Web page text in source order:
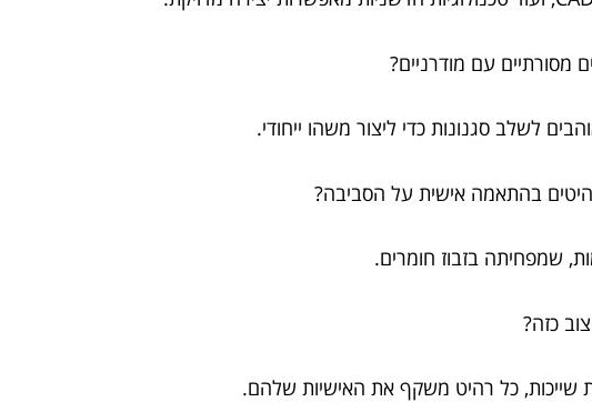
לשלב סגנונות כדי ליצור משהו ייחודי.
שמפחיתה בזבוז חומרים.
שייכות, כל רהיט משקף את האישיות שלהם.